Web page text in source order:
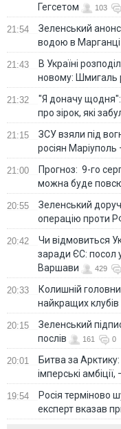
Гегсетом
103
21:54
Зеленський
водою в Марганці
21:43
В Україні
новому: Шмигаль
21:32
"Я доначу
про зірок, які
21:15
ЗСУ взяли під
росіян
21:00
Прогноз: 9-го
можна буде
20:55
Зеленський
операцію проти
20:42
Чи відмовиться
заради ЄС: посол
Варшави
429
20:33
Колишній
найкращих клубів
20:15
Зеленський
послів
161 0
20:01
Битва за
імперські амбіції,
19:54
Росія терміново
експерт вказав